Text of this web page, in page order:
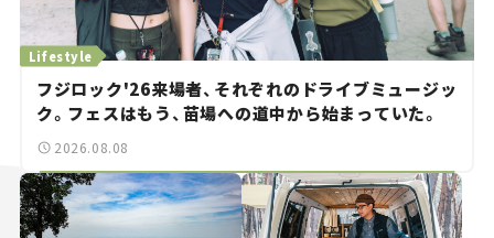
Lifestyle
フジロック'26来場者、それぞれのドライブミュージッ
ク。フェスはもう、苗場への道中から始まっていた。
2026.08.08